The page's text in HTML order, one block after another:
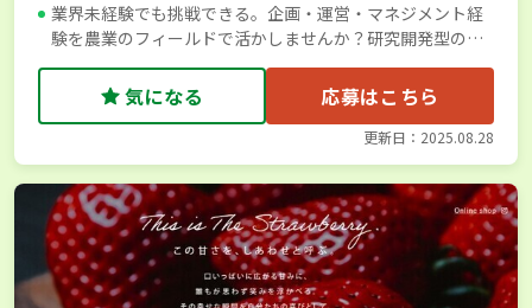
業界未経験でも挑戦できる。企画・運営・マネジメント経
験を農業のフィールドで活かしませんか？研究開発型のア
グリカンパニー
気になる 応募はこちら
更新日：2025.08.28